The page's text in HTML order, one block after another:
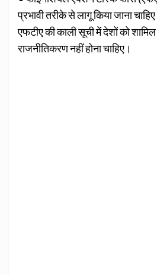
प्रभावी तरीके से लागू किया जाना
एफटीए की काली सूची में देशों को
राजनीतिकरण नहीं होना चाहिए।